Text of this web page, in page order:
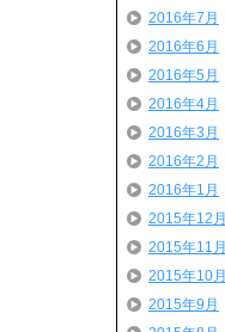
2016年7月
2016年6月
2016年5月
2016年4月
2016年3月
2016年2月
2016年1月
2015年12月
2015年11月
2015年10月
2015年9月